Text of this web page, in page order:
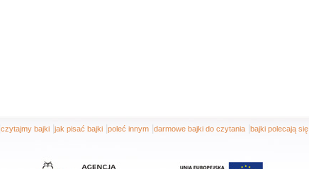
czytajmy bajki jak pisać bajki poleć innym darmowe bajki do czytania bajki polecają się